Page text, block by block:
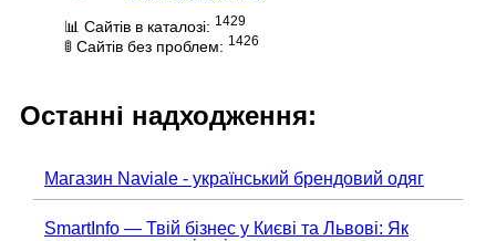
📊 Сайтів в каталозі: 1429
🚦 Сайтів без проблем: 1426
Останні надходження:
Магазин Naviale - український брендовий одяг
SmartInfo — Твій бізнес у Києві та Львові: Як